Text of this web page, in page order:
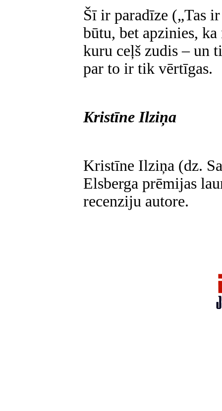
Šī ir paradīze („Tas
būtu, bet apzinies,
kuru ceļš zudis – un
par to ir tik vērtīgas.
Kristīne Ilziņa
Kristīne Ilziņa (dz.
Elsberga prēmijas
recenziju autore.